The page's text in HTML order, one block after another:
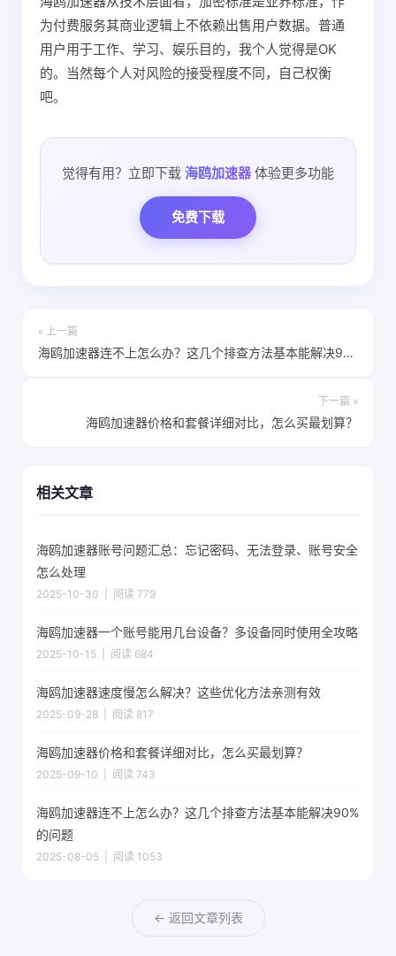
为付费服务其商业逻辑上不依赖出售用户数据。普通
用户用于工作、学习、娱乐目的，我个人觉得是OK
的。当然每个人对风险的接受程度不同，自己权衡
吧。
觉得有用？立即下载 海鸥加速器 体验更多功能
免费下载
« 上一篇
海鸥加速器连不上怎么办？这几个排查方法基本能解决90%的问题
下一篇 »
海鸥加速器价格和套餐详细对比，怎么买最划算？
相关文章
海鸥加速器账号问题汇总：忘记密码、无法登录、账号安全
怎么处理
2025-10-30 | 阅读 779
海鸥加速器一个账号能用几台设备？多设备同时使用全攻略
2025-10-15 | 阅读 684
海鸥加速器速度慢怎么解决？这些优化方法亲测有效
2025-09-28 | 阅读 817
海鸥加速器价格和套餐详细对比，怎么买最划算？
2025-09-10 | 阅读 743
海鸥加速器连不上怎么办？这几个排查方法基本能解决90%
的问题
2025-08-05 | 阅读 1053
← 返回文章列表